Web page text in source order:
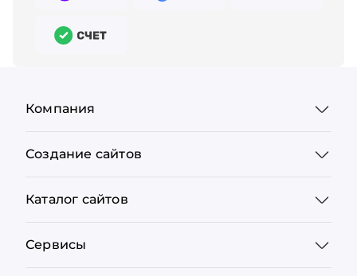
Компания
Создание сайтов
Каталог сайтов
Сервисы